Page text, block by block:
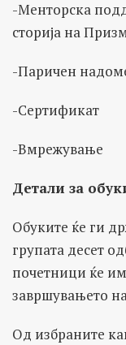
-Менторска
сторија на
-Паричен
-Сертификат
-Вмрежување
Детали за
Обуките ќе ги
групата десет
почетници ќе
завршувањето
Oд избраните